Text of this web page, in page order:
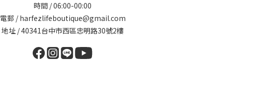
時間 / 06:00-00:00
電郵 / harfezlifeboutique@gmail.com
地址 / 40341台中市西區忠明路30號2樓